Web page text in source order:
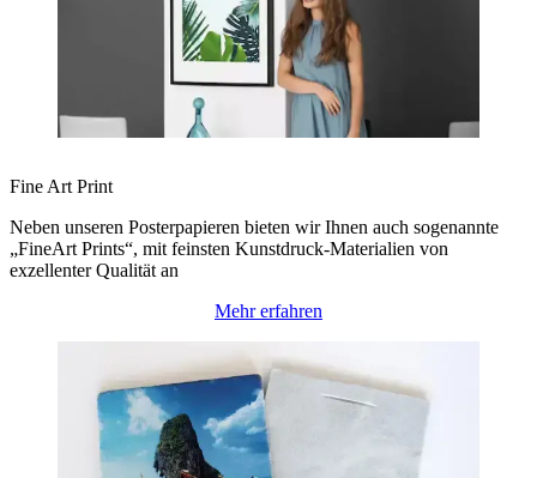
Fine Art Print
Neben unseren Posterpapieren bieten wir Ihnen auch sogenannte
„FineArt Prints“, mit feinsten Kunstdruck-Materialien von
exzellenter Qualität an
Mehr erfahren